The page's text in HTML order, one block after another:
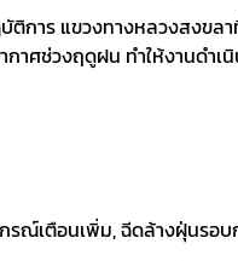
ร แขวงทางหลวงสงขลาที่
ศช่วงฤดูฝน ทำให้งานดำเนิ
เตือนเพิ่ม, ฉีดล้างฝุ่นรอบ